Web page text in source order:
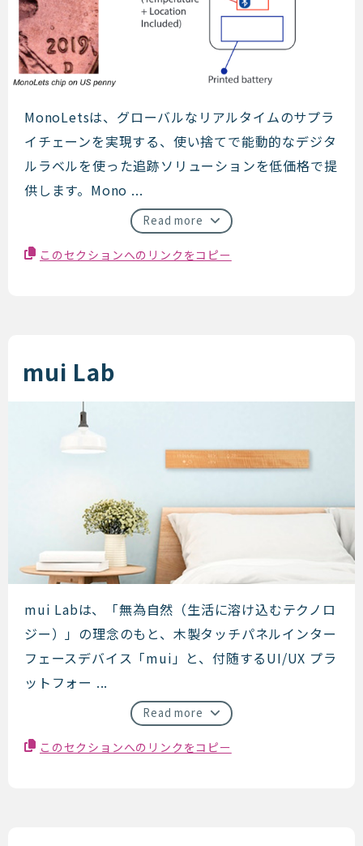
MonoLets
MonoLetsは、グローバルなリアルタイムのサプラ
イチェーンを実現する、使い捨てで能動的なデジタ
ルラベルを使った追跡ソリューションを低価格で提
供します。Mono ...
Read more
このセクションへのリンクをコピー
mui Lab
mui Lab
mui Labは、「無為自然（生活に溶け込むテクノロ
ジー）」の理念のもと、木製タッチパネルインター
フェースデバイス「mui」と、付随するUI/UX プラ
ットフォー ...
Read more
このセクションへのリンクをコピー